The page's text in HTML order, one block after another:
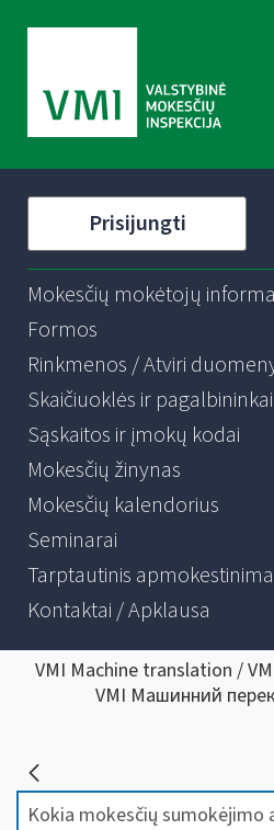
Prisijungti
Mokesčių mokėtojų
Formos
Rinkmenos / Atviri
Skaičiuoklės ir pagalbininkai
Sąskaitos ir įmokų kodai
Mokesčių žinynas
Mokesčių kalendorius
Seminarai
Tarptautinis
Kontaktai / Apklausa
VMI Machine translation /
VMI Машинний